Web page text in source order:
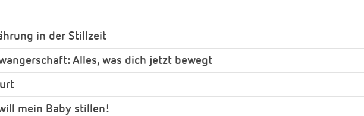
in der Stillzeit
Alles, was dich jetzt bewegt
mein Baby stillen!